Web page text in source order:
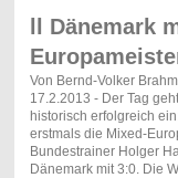
ll Dänemark
Von Bernd-Volker
17.2.2013 - Der Tag
historisch erfolgreich
erstmals die Mixed-
Bundestrainer Holger
Dänemark mit 3:0. Die